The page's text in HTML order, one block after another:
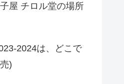
屋 チロル堂の場所
2024は、どこで
)